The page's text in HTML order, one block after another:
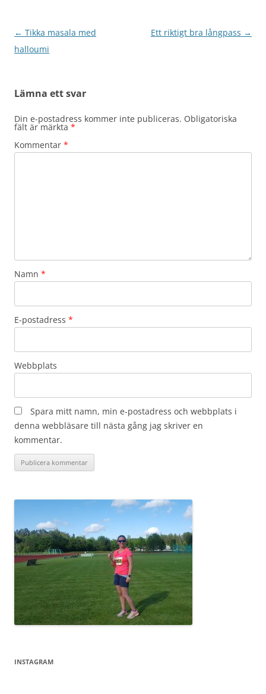
Inläggsnavigering
← Tikka masala med
halloumi
Ett riktigt bra långpass →
Lämna ett svar
Din e-postadress kommer inte publiceras. Obligatoriska
fält är märkta *
Kommentar *
Namn *
E-postadress *
Webbplats
Spara mitt namn, min e-postadress och webbplats i
denna webbläsare till nästa gång jag skriver en
kommentar.
INSTAGRAM